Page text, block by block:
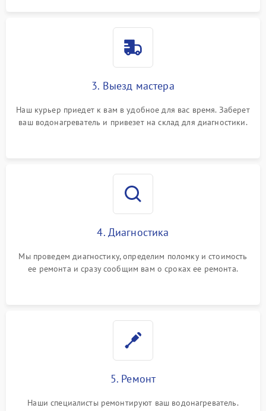
3. Выезд мастера
Наш курьер приедет к вам в удобное для вас время. Заберет
ваш водонагреватель и привезет на склад для диагностики.
4. Диагностика
Мы проведем диагностику, определим поломку и стоимость
ее ремонта и сразу сообщим вам о сроках ее ремонта.
5. Ремонт
Наши специалисты ремонтируют ваш водонагреватель.